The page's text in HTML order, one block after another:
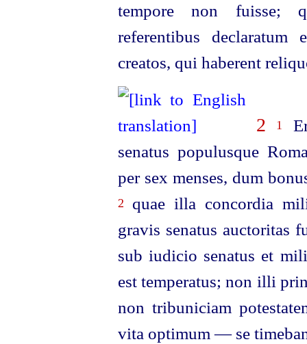
tempore non fuisse;
referentibus declaratum
creatos, qui haberent
2 1
senatus populusque
per sex menses, dum
2
quae illa concordia
gravis senatus auctoritas
sub iudicio senatus et
est temperatus; non illi
non tribuniciam
vita optimum — se